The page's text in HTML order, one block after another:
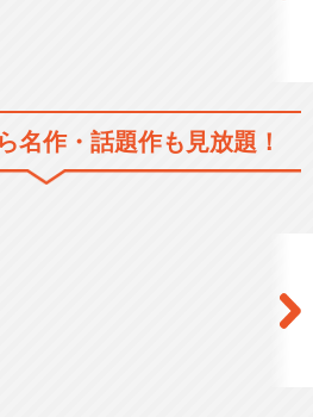
名作・話題作も見放題！